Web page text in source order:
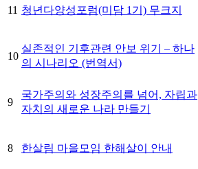
11 청년다양성포럼(미담 1기) 무크지
10
실존적인 기후관련 안보 위기 – 하나
의 시나리오 (번역서)
9
국가주의와 성장주의를 넘어, 자립과
자치의 새로운 나라 만들기
8 한살림 마을모임 한해살이 안내